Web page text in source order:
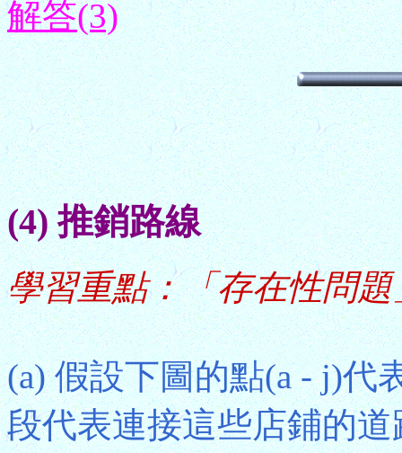
解答(3)
(4) 推銷路線
學習重點：「存在性問
(a) 假設下圖的點(a - j)代
段代表連接這些店鋪的